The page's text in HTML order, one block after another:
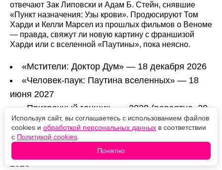
отвечают Зак Липовски и Адам Б. Стейн, снявшие
«Пункт назначения: Узы крови». Продюсируют Том
Харди и Келли Марсел из прошлых фильмов о Веноме
— правда, свяжут ли новую картину с франшизой
Харди или с вселенной «Паутины», пока неясно.
«Мстители: Доктор Дум» — 18 декабря 2026
«Человек-паук: Паутина вселенных» — 18
июня 2027
«Призрачный гонщик» — 2028 (вероятно, 28
июля)
«Чёрная Пантера 3» — 15 декабря 2028
«Мстители: Секретные войны» — 17 декабря
2028
Используя сайт, вы соглашаетесь с использованием файлов
cookies и обработкой персональных данных в соответствии
с Политикой cookies
Понятно